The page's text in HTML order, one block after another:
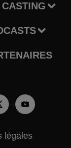
CASTING
légales